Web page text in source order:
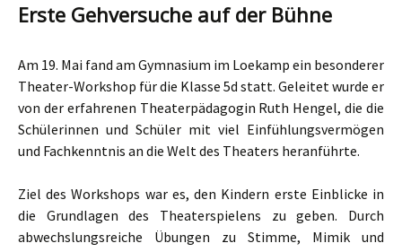
Erste Gehversuche auf der Bühne
Am 19. Mai fand am Gymnasium im Loekamp ein besonderer
Theater-Workshop für die Klasse 5d statt. Geleitet wurde er
von der erfahrenen Theaterpädagogin Ruth Hengel, die die
Schülerinnen und Schüler mit viel Einfühlungsvermögen
und Fachkenntnis an die Welt des Theaters heranführte.
Ziel des Workshops war es, den Kindern erste Einblicke in
die Grundlagen des Theaterspielens zu geben. Durch
abwechslungsreiche Übungen zu Stimme, Mimik und